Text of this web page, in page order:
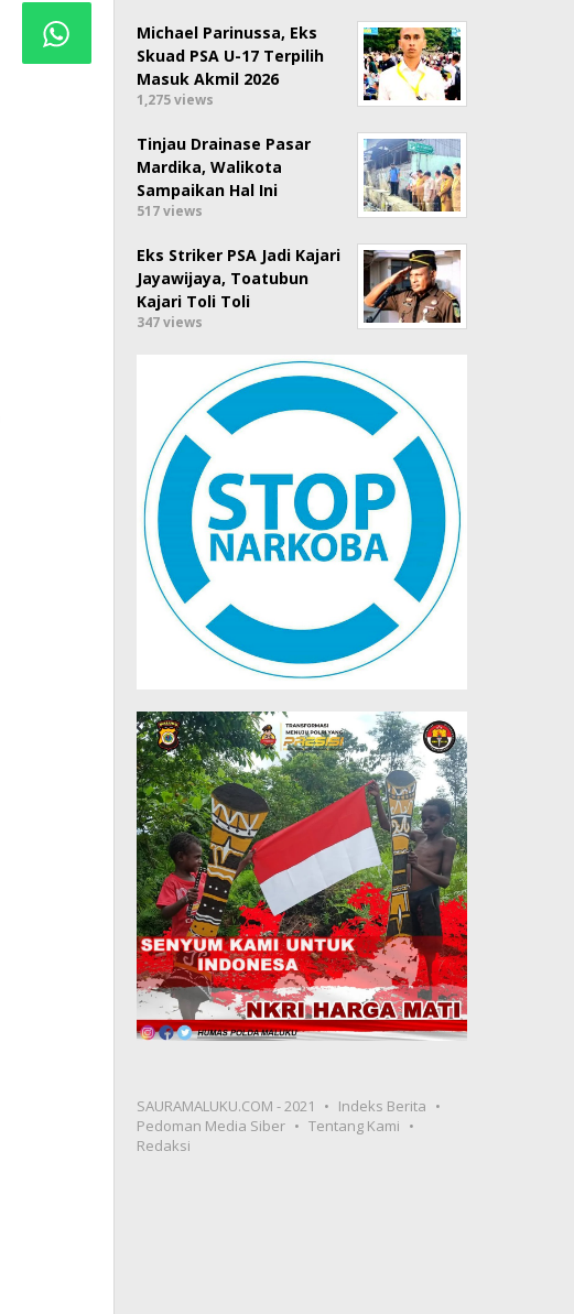
Michael Parinussa, Eks
Skuad PSA U-17 Terpilih
Masuk Akmil 2026
1,275 views
Tinjau Drainase Pasar
Mardika, Walikota
Sampaikan Hal Ini
517 views
Eks Striker PSA Jadi Kajari
Jayawijaya, Toatubun
Kajari Toli Toli
347 views
SAURAMALUKU.COM - 2021
Indeks Berita
Pedoman Media Siber
Tentang Kami
Redaksi